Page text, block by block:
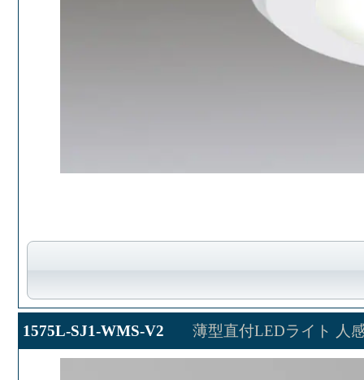
1575L-SJ1-WMS-V2 薄型直付LEDライト 人